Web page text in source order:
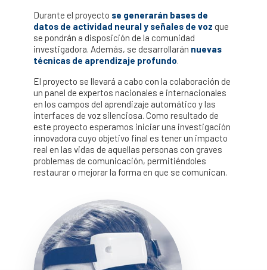
Durante el proyecto se generarán bases de
datos de actividad neural y señales de voz que
se pondrán a disposición de la comunidad
investigadora. Además, se desarrollarán nuevas
técnicas de aprendizaje profundo.
El proyecto se llevará a cabo con la colaboración de
un panel de expertos nacionales e internacionales
en los campos del aprendizaje automático y las
interfaces de voz silenciosa. Como resultado de
este proyecto esperamos iniciar una investigación
innovadora cuyo objetivo final es tener un impacto
real en las vidas de aquellas personas con graves
problemas de comunicación, permitiéndoles
restaurar o mejorar la forma en que se comunican.